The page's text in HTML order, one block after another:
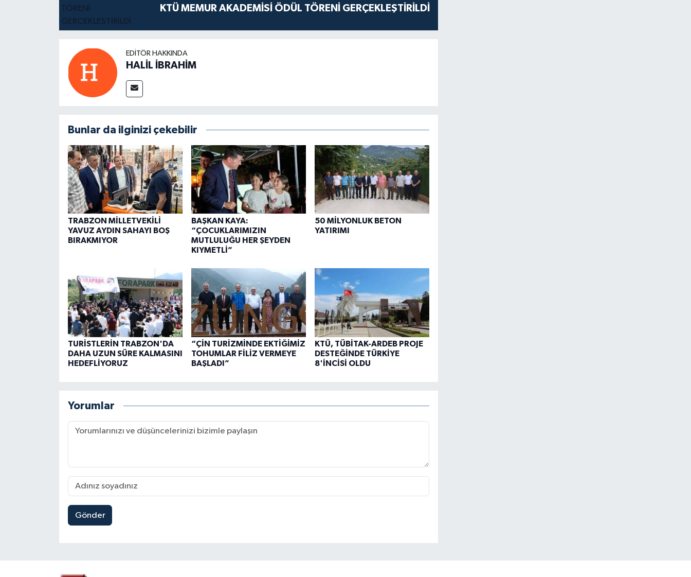
KTÜ MEMUR AKADEMİSİ ÖDÜL TÖRENİ GERÇEKLEŞTİRİLDİ
EDITÖR HAKKINDA
HALİL İBRAHİM
Bunlar da ilginizi çekebilir
TRABZON MİLLETVEKİLİ
YAVUZ AYDIN SAHAYI BOŞ
BIRAKMIYOR
BAŞKAN KAYA:
“ÇOCUKLARIMIZIN
MUTLULUĞU HER ŞEYDEN
KIYMETLİ”
50 MİLYONLUK BETON
YATIRIMI
TURİSTLERİN TRABZON'DA
DAHA UZUN SÜRE KALMASINI
HEDEFLİYORUZ
“ÇİN TURİZMİNDE EKTİĞİMİZ
TOHUMLAR FİLİZ VERMEYE
BAŞLADI”
KTÜ, TÜBİTAK-ARDEB PROJE
DESTEĞİNDE TÜRKİYE
8'İNCİSİ OLDU
Yorumlar
Gönder